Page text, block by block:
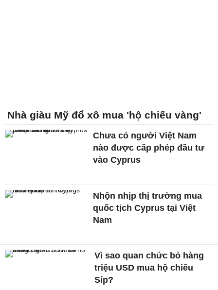
Nhà giàu Mỹ đổ xô mua 'hộ chiếu vàng'
Chưa có người Việt Nam
nào được cấp phép đầu tư
vào Cyprus
Nhộn nhịp thị trường mua
quốc tịch Cyprus tại Việt
Nam
Vì sao quan chức bỏ hàng
triệu USD mua hộ chiếu
Síp?